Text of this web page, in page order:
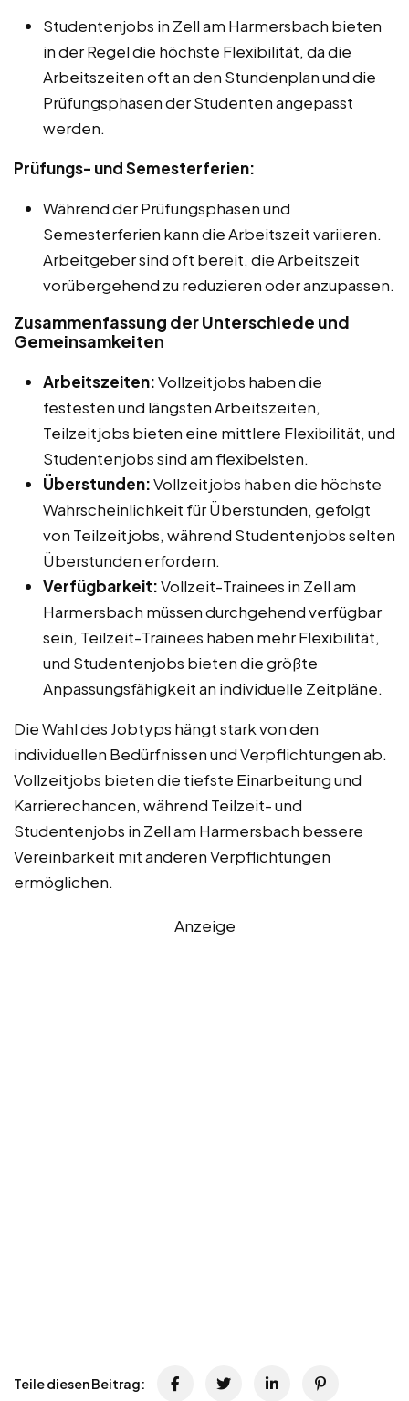
Studentenjobs in Zell am Harmersbach bieten
in der Regel die höchste Flexibilität, da die
Arbeitszeiten oft an den Stundenplan und die
Prüfungsphasen der Studenten angepasst
werden.
Prüfungs- und Semesterferien:
Während der Prüfungsphasen und
Semesterferien kann die Arbeitszeit variieren.
Arbeitgeber sind oft bereit, die Arbeitszeit
vorübergehend zu reduzieren oder anzupassen.
Zusammenfassung der Unterschiede und
Gemeinsamkeiten
Arbeitszeiten:Vollzeitjobs haben die
festesten und längsten Arbeitszeiten,
Teilzeitjobs bieten eine mittlere Flexibilität, und
Studentenjobs sind am flexibelsten.
Überstunden:Vollzeitjobs haben die höchste
Wahrscheinlichkeit für Überstunden, gefolgt
von Teilzeitjobs, während Studentenjobs selten
Überstunden erfordern.
Verfügbarkeit:Vollzeit-Trainees in Zell am
Harmersbach müssen durchgehend verfügbar
sein, Teilzeit-Trainees haben mehr Flexibilität,
und Studentenjobs bieten die größte
Anpassungsfähigkeit an individuelle Zeitpläne.
Die Wahl des Jobtyps hängt stark von den
individuellen Bedürfnissen und Verpflichtungen ab.
Vollzeitjobs bieten die tiefste Einarbeitung und
Karrierechancen, während Teilzeit- und
Studentenjobs in Zell am Harmersbach bessere
Vereinbarkeit mit anderen Verpflichtungen
ermöglichen.
Anzeige
Teile diesen Beitrag: